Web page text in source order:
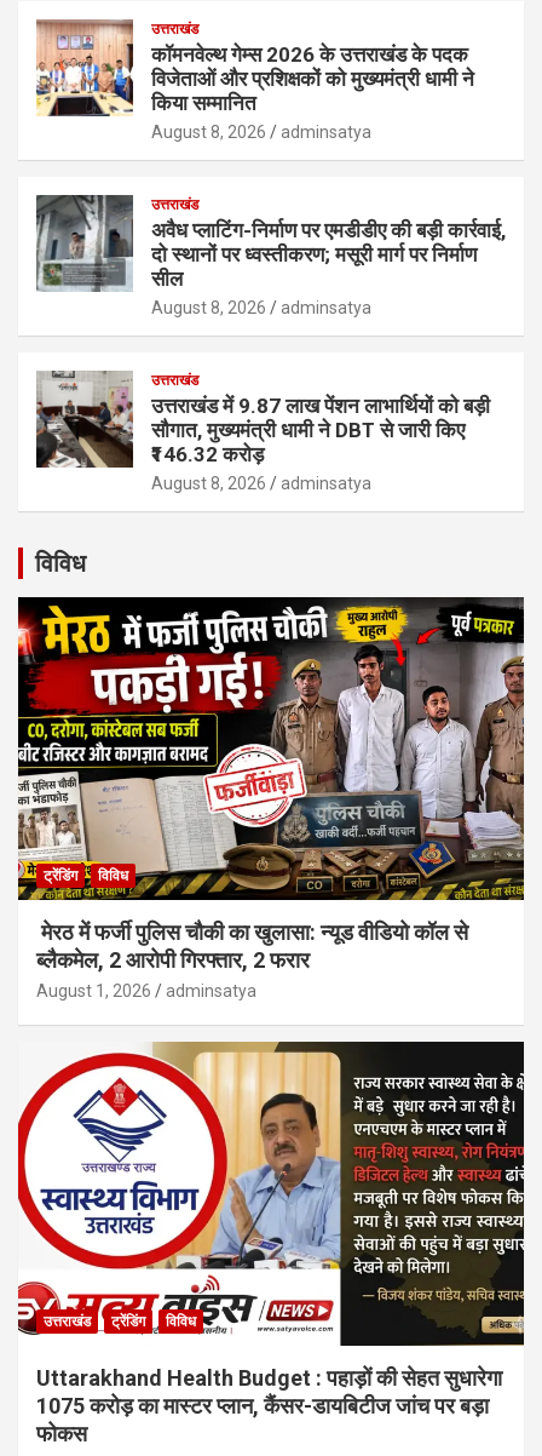
उत्तराखंड
कॉमनवेल्थ गेम्स 2026 के उत्तराखंड के पदक
विजेताओं और प्रशिक्षकों को मुख्यमंत्री धामी ने
किया सम्मानित
August 8, 2026 adminsatya
उत्तराखंड
अवैध प्लाटिंग-निर्माण पर एमडीडीए की बड़ी कार्रवाई,
दो स्थानों पर ध्वस्तीकरण; मसूरी मार्ग पर निर्माण
सील
August 8, 2026 adminsatya
उत्तराखंड
उत्तराखंड में 9.87 लाख पेंशन लाभार्थियों को बड़ी
सौगात, मुख्यमंत्री धामी ने DBT से जारी किए
₹146.32 करोड़
August 8, 2026 adminsatya
विविध
ट्रेंडिंग विविध
मेरठ में फर्जी पुलिस चौकी का खुलासा: न्यूड वीडियो कॉल से
ब्लैकमेल, 2 आरोपी गिरफ्तार, 2 फरार
August 1, 2026 adminsatya
उत्तराखंड ट्रेंडिंग विविध
Uttarakhand Health Budget : पहाड़ों की सेहत सुधारेगा
1075 करोड़ का मास्टर प्लान, कैंसर-डायबिटीज जांच पर बड़ा
फोकस